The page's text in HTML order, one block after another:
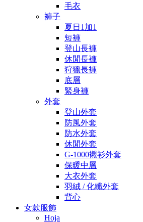
毛衣
褲子
夏日1加1
短褲
登山長褲
休閒長褲
狩獵長褲
底層
緊身褲
外套
登山外套
防風外套
防水外套
休閒外套
G-1000襯衫外套
保暖中層
大衣外套
羽絨 / 化纖外套
背心
女款服飾
Hoja